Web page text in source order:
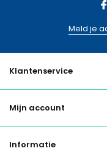
Meld je
Klantenservice
Mijn account
Informatie